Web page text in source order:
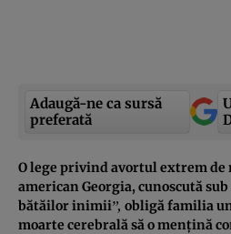
Adaugă-ne ca sursă
preferată
O lege privind avortul extrem
american Georgia, cunoscută
bătăilor inimii”, obligă familia
moarte cerebrală să o mențină